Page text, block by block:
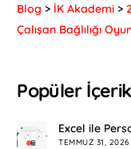
Blog > İK Akademi >
Çalışan Bağlılığı
Popüler
Excel ile
TEMMUZ 31, 2026